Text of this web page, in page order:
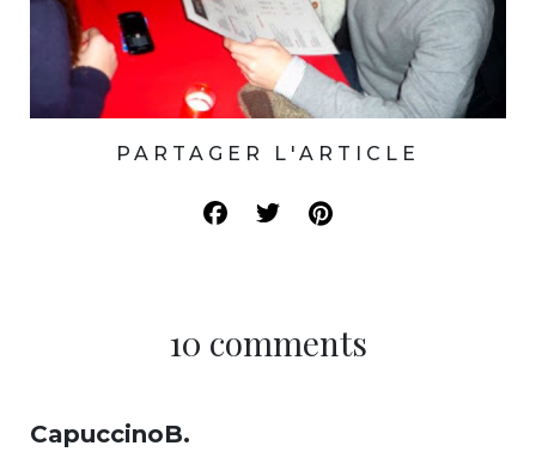
PARTAGER L'ARTICLE
10 comments
CapuccinoB.